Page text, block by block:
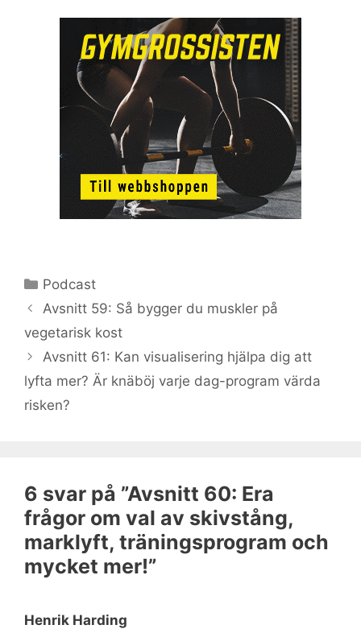
Kategorier
Podcast
Avsnitt 59: Så bygger du muskler på
vegetarisk kost
Avsnitt 61: Kan visualisering hjälpa dig att
lyfta mer? Är knäböj varje dag-program värda
risken?
6 svar på ”Avsnitt 60: Era
frågor om val av skivstång,
marklyft, träningsprogram och
mycket mer!”
Henrik Harding